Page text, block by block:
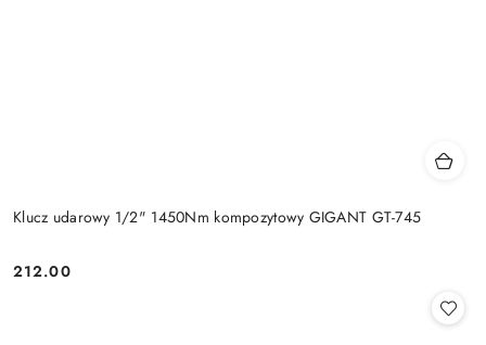
Klucz udarowy 1/2" 1450Nm kompozytowy GIGANT GT-745
Cena:
212.00